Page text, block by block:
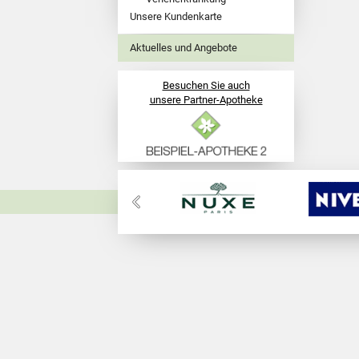
Unsere Kundenkarte
Aktuelles und Angebote
Besuchen Sie auch
unsere Partner-Apotheke